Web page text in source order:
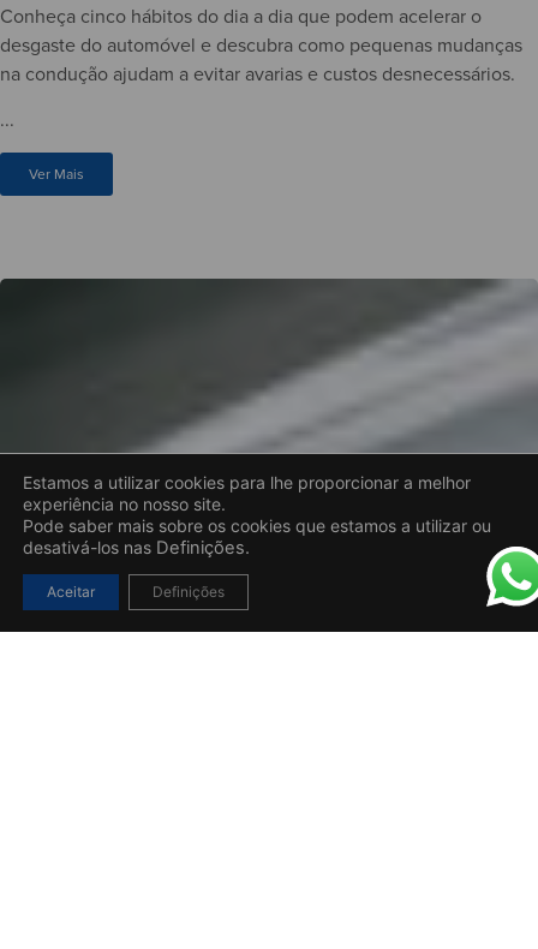
Conheça cinco hábitos do dia a dia que podem acelerar o
desgaste do automóvel e descubra como pequenas mudanças
na condução ajudam a evitar avarias e custos desnecessários.
...
Ver Mais
Estamos a utilizar cookies para lhe proporcionar a melhor
experiência no nosso site.
Pode saber mais sobre os cookies que estamos a utilizar ou
desativá-los nas Definições.
Aceitar Definições